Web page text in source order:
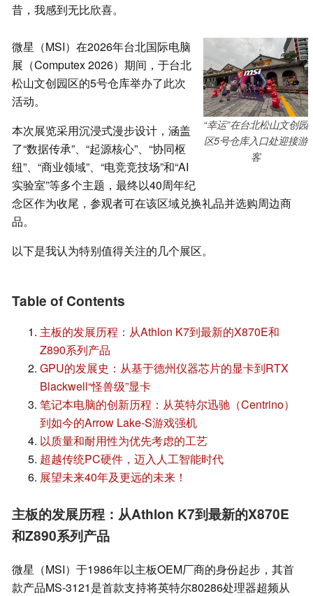
昔，我感到无比欣喜。
“幸运”在台北松山文创园
区5号仓库入口处迎接游
客
微星（MSI）在2026年台北国际电脑
展（Computex 2026）期间，于台北
松山文创园区的5号仓库举办了此次
活动。
本次展览采用沉浸式漫步设计，涵盖
了“数据传承”、“起源核心”、“协同枢
纽”、“商业领域”、“电竞竞技场”和“AI
实验室”等多个主题，最终以40周年纪
念区作为收尾，参观者可在该区域兑换礼品并选购周边商
品。
以下是我认为特别值得关注的几个展区。
Table of Contents
主板的发展历程：从Athlon K7到最新的X870E和
Z890系列产品
GPU的发展史：从基于德州仪器芯片的显卡到RTX
Blackwell“怪兽级”显卡
笔记本电脑的创新历程：从英特尔迅驰（Centrino）
到如今的Arrow Lake-S游戏强机
以质量和耐用性为优先考虑的工艺
超越传统PC硬件，迈入人工智能时代
展望未来40年及更远的未来！
主板的发展历程：从Athlon K7到最新的X870E
和Z890系列产品
微星（MSI）于1986年以主板OEM厂商的身份起步，其首
款产品MS-3121是首款支持将英特尔80286处理器超频从